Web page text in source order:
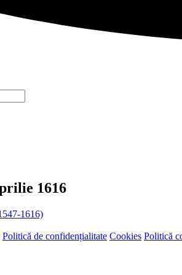
1616
1616)
Politică de confidențialitate Cookies Politică